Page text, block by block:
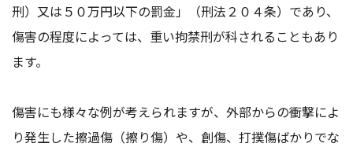
刑）又は５０万円以下の罰金」（刑法２０４条）であり、
傷害の程度によっては、重い拘禁刑が科されることもあり
ます。
傷害にも様々な例が考えられますが、外部からの衝撃によ
り発生した擦過傷（擦り傷）や、創傷、打撲傷ばかりでな